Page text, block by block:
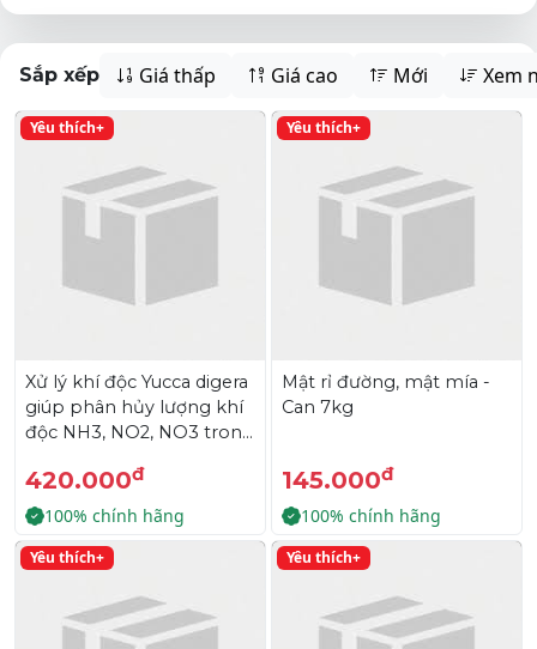
Sắp xếp Giá thấp Giá cao Mới Xem
Yêu thích+
Xử lý khí độc Yucca digera
giúp phân hủy lượng khí
độc NH3, NO2, NO3 trong
420.000đ
100% chính hãng
Yêu thích+
Mật rỉ đường, mật mía -
Can 7kg
145.000đ
100% chính hãng
Yêu thích+ Yêu thích+